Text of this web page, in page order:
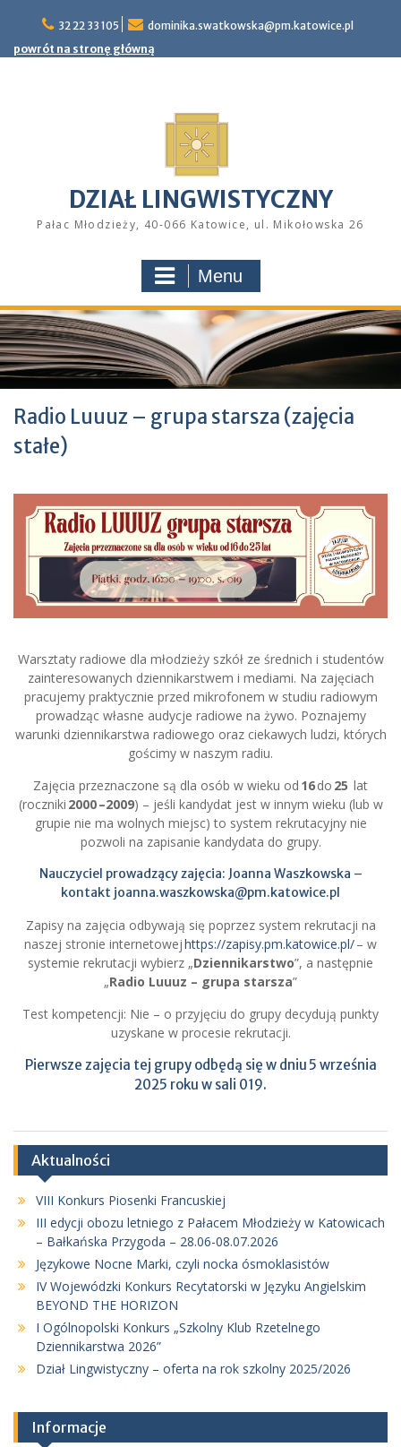
content
32 22 33 105
dominika.swatkowska@pm.katowice.pl
powrót na stronę główną
DZIAŁ LINGWISTYCZNY
Pałac Młodzieży, 40-066 Katowice, ul. Mikołowska 26
Menu
Radio Luuuz – grupa starsza (zajęcia
stałe)
Warsztaty radiowe dla młodzieży szkół ze średnich i studentów
zainteresowanych dziennikarstwem i mediami. Na zajęciach
pracujemy praktycznie przed mikrofonem w studiu radiowym
prowadząc własne audycje radiowe na żywo. Poznajemy
warunki dziennikarstwa radiowego oraz ciekawych ludzi, których
gościmy w naszym radiu.
Zajęcia przeznaczone są dla osób w wieku od 16do 25 lat
(roczniki 2000 –2009) – jeśli kandydat jest w innym wieku (lub w
grupie nie ma wolnych miejsc) to system rekrutacyjny nie
pozwoli na zapisanie kandydata do grupy.
Nauczyciel prowadzący zajęcia: Joanna Waszkowska –
kontakt joanna.waszkowska@pm.katowice.pl
Zapisy na zajęcia odbywają się poprzez system rekrutacji na
naszej stronie internetowejhttps://zapisy.pm.katowice.pl/– w
systemie rekrutacji wybierz „Dziennikarstwo”, a następnie
„Radio Luuuz – grupa starsza”
Test kompetencji: Nie – o przyjęciu do grupy decydują punkty
uzyskane w procesie rekrutacji.
Pierwsze zajęcia tej grupy odbędą się w dniu 5 września
2025 roku w sali 019.
Aktualności
VIII Konkurs Piosenki Francuskiej
III edycji obozu letniego z Pałacem Młodzieży w Katowicach
– Bałkańska Przygoda – 28.06-08.07.2026
Językowe Nocne Marki, czyli nocka ósmoklasistów
IV Wojewódzki Konkurs Recytatorski w Języku Angielskim
BEYOND THE HORIZON
I Ogólnopolski Konkurs „Szkolny Klub Rzetelnego
Dziennikarstwa 2026”
Dział Lingwistyczny – oferta na rok szkolny 2025/2026
Informacje